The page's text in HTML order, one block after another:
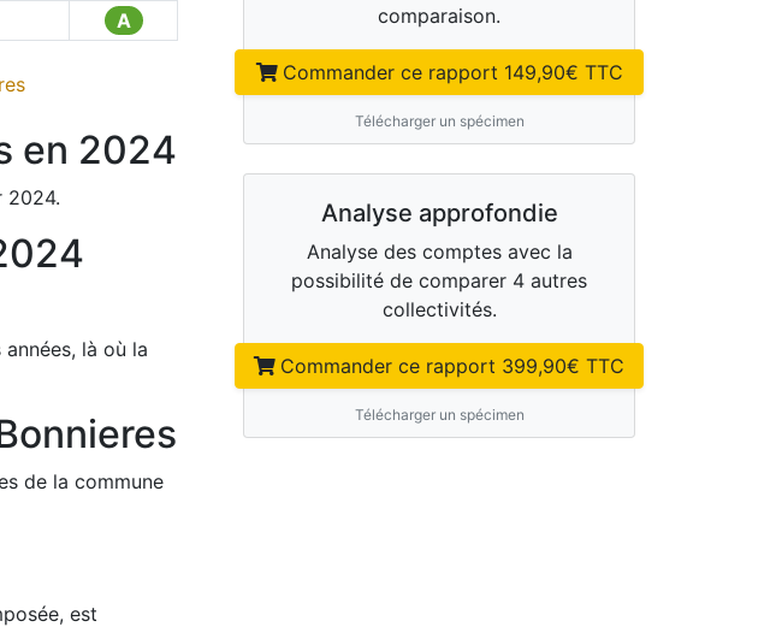
A
en 2024
2024.
là où la
de la commune
est
comparaison.
Commander ce rapport 149,90€ TTC
Télécharger un spécimen
Analyse approfondie
Analyse des comptes avec la
possibilité de comparer 4 autres
collectivités.
Commander ce rapport 399,90€ TTC
Télécharger un spécimen